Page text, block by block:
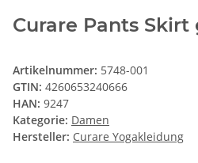
Curare Pants Skirt
Artikelnummer: 5748-001
GTIN: 4260653240666
HAN: 9247
Kategorie: Damen
Hersteller: Curare Yogakleidung